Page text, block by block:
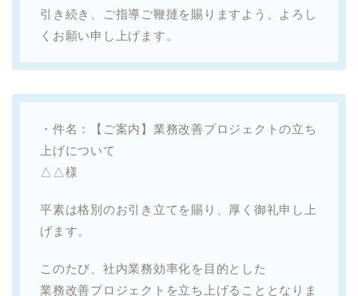
引き続き、ご指導ご鞭撻を賜りますよう、よろし
くお願い申し上げます。
・件名：【ご案内】業務改善プロジェクトの立ち
上げについて
△△様
平素は格別のお引き立てを賜り、厚く御礼申し上
げます。
このたび、社内業務効率化を目的とした
業務改善プロジェクトを立ち上げることとなりま